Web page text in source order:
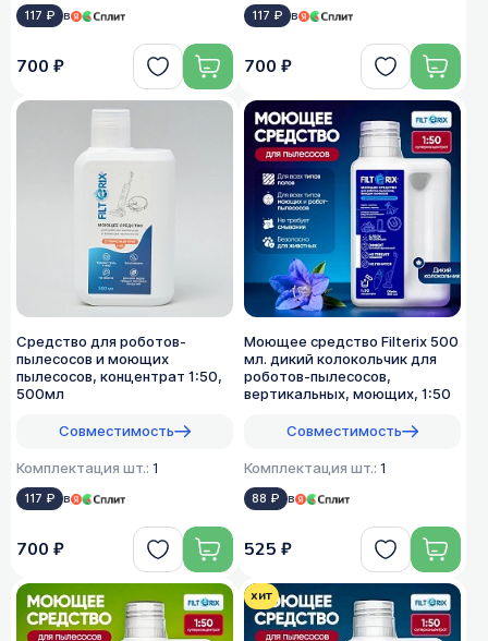
117 ₽ в
700 ₽
117 ₽ в
700 ₽
Средство для роботов-
пылесосов и моющих
пылесосов, концентрат 1:50,
500мл
Совместимость
Комплектация шт.: 1
117 ₽ в
700 ₽
Моющее средство Filterix 500
мл. дикий колокольчик для
роботов-пылесосов,
вертикальных, моющих, 1:50
Совместимость
Комплектация шт.: 1
88 ₽ в
525 ₽
хит